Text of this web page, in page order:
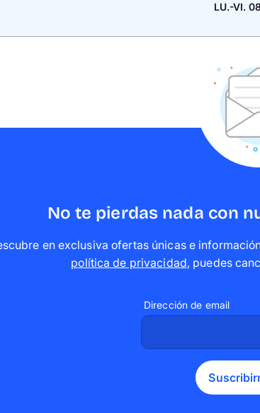
LU.-VI.
No te pierdas nada con
en exclusiva ofertas únicas e
política de privacidad, puedes
Dirección de email